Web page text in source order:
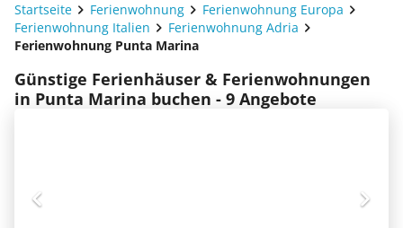
Startseite Ferienwohnung
Ferienwohnung Europa
Ferienwohnung Italien
Ferienwohnung Adria
Ferienwohnung Punta Marina
Günstige Ferienhäuser & Ferienwohnungen
in Punta Marina buchen - 9 Angebote